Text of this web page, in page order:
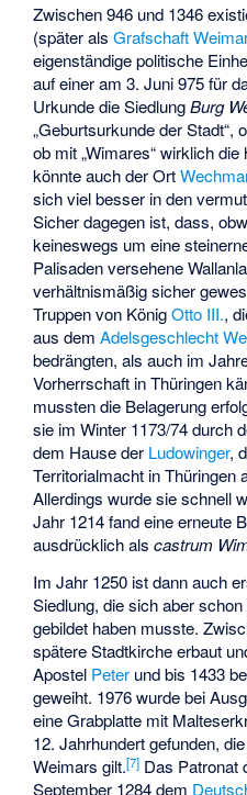
Zwischen 946 und 1346
(später alsGrafschaft
eigenständige politische
auf einer am 3. Juni 975 für
Urkunde die SiedlungBurg
„Geburtsurkunde der Stadt“,
ob mit „Wimares“ wirklich
könnte auch der Ort
sich viel besser in den
Sicher dagegen ist, dass,
keineswegs um eine
Palisaden versehene
verhältnismäßig sicher
Truppen von KönigOtto III.,
aus demAdelsgeschlecht
bedrängten, als auch im
Vorherrschaft in Thüringen
mussten die Belagerung
sie im Winter 1173/74 durch
dem Hause der Ludowinger,
Territorialmacht in Thüringen
Allerdings wurde sie schnell
Jahr 1214 fand eine erneute
ausdrücklich alscastrum
Im Jahr 1250 ist dann auch
Siedlung, die sich aber
gebildet haben musste.
spätere Stadtkirche erbaut
Apostel Peter und bis 1433
geweiht. 1976 wurde bei
eineGrabplatte mit
12. Jahrhundert gefunden,
Weimars gilt.[7] Das Patronat
September 1284 dem